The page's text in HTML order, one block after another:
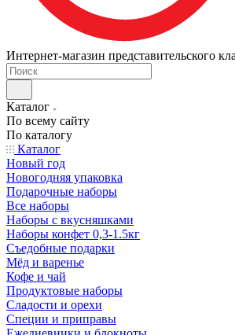
Интернет-магазин представительского
Каталог
По всему сайту
По каталогу
Каталог
Новый год
Новогодняя упаковка
Подарочные наборы
Все наборы
Наборы с вкусняшками
Наборы конфет 0,3-1.5кг
Съедобные подарки
Мёд и варенье
Кофе и чай
Продуктовые наборы
Сладости и орехи
Специи и приправы